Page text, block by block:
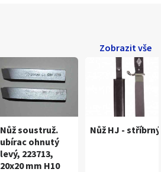
Zobrazit vše
Nůž soustruž.
ubírac ohnutý
levý, 223713,
20x20 mm H10
Nůž HJ - stříbrný